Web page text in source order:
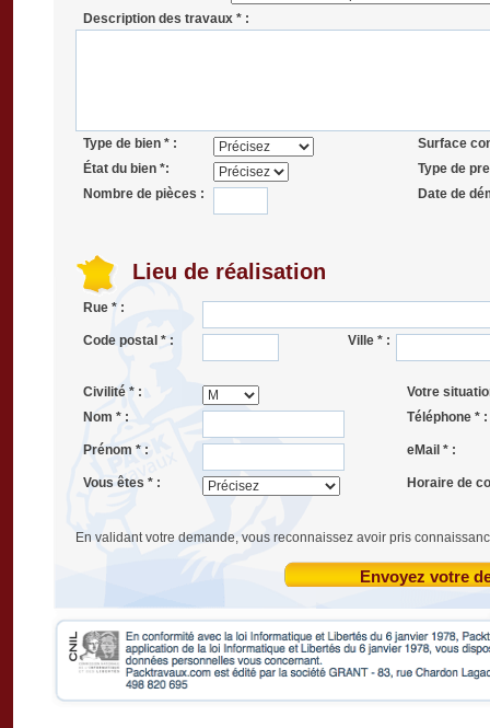
Description des travaux * :
Type de bien * :
Surface
État du bien *:
Type de
Nombre de pièces :
Date de
Lieu de réalisation
Rue * :
Code postal * : Ville * :
Civilité * :
Votre
Nom * :
Téléphone * :
Prénom * : eMail * :
Vous êtes * : Horaire de
En validant votre demande, vous reconnaissez avoir pris
Envoyez votre